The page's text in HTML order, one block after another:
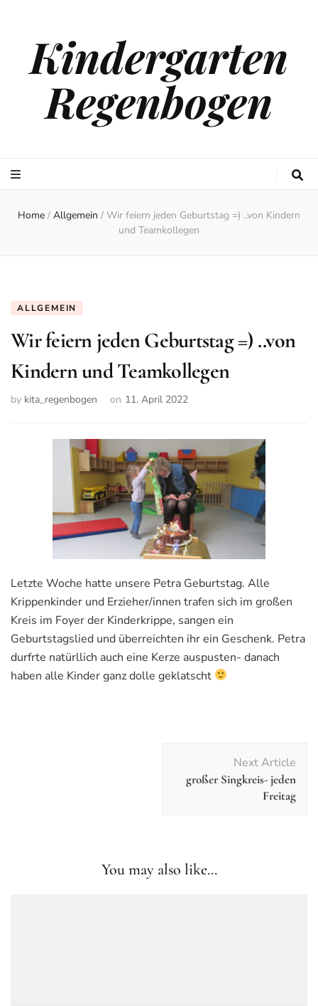
Kindergarten
Regenbogen
Home / Allgemein / Wir feiern jeden Geburtstag =) ..von Kindern
und Teamkollegen
ALLGEMEIN
Wir feiern jeden Geburtstag =) ..von
Kindern und Teamkollegen
by kita_regenbogen on 11. April 2022
Letzte Woche hatte unsere Petra Geburtstag. Alle
Krippenkinder und Erzieher/innen trafen sich im großen
Kreis im Foyer der Kinderkrippe, sangen ein
Geburtstagslied und überreichten ihr ein Geschenk. Petra
durfrte natürllich auch eine Kerze auspusten- danach
haben alle Kinder ganz dolle geklatscht
Next Article
großer Singkreis- jeden
Freitag
You may also like...